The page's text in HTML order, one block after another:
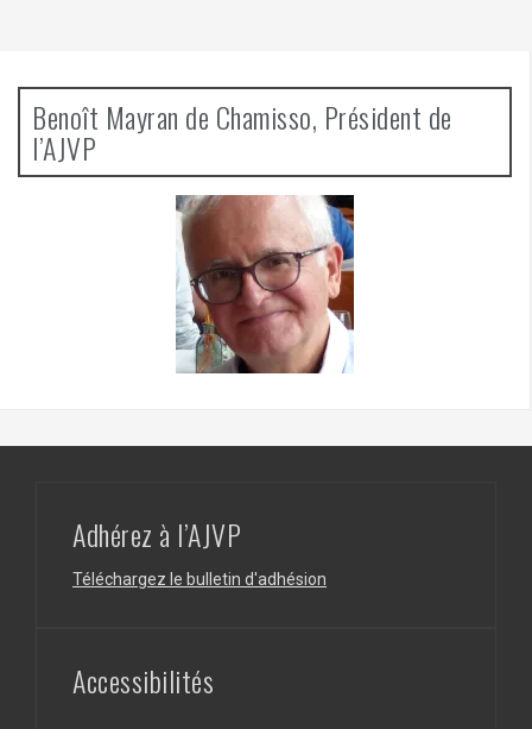
Benoît Mayran de Chamisso, Président de
l’AJVP
Adhérez à l’AJVP
Téléchargez le bulletin d'adhésion
Accessibilités